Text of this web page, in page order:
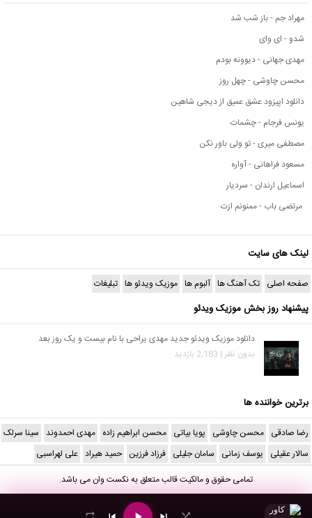
مهراد جم - باز شب شد
شدو - ای وای
مهدی جهانی - دیوونه بودم
محسن چاوشی - چهل روز
دانلود اپیزود عشق عمیق از دیجی شاهین
یونس فرجام - چشمات
مصطفی میری - تو ولی باور نکن
مسعود فراهانی - آواره
اسماعیل ارندان - سردیار
مرتضی باب - ممنونم ازت
لینک های سایت
صفحه اصلی تک آهنگ ها آلبوم ها موزیک ویدئو ها تبلیغات
پیشنهاد روز بخش موزیک ویدئو
دانلود موزیک ویدئو جدید مهدی یراحی با نام بیست و یک روز بعد
بدون نظر | 2,183 بازدید
برترین خواننده ها
رضا صادقی محسن چاوشی پویا بیاتی محسن ابراهیم زاده مهدی احمدوند سینا سرلک
سالار عقیلی یوسف زمانی سامان جلیلی فرزاد فرزین حمید هیراد علی لهراسبی
تمامی حقوق و مالکیت قالب متعلق بهنکست وانمی باشد.